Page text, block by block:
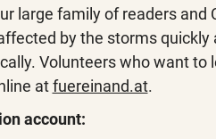
large family of readers and
by the storms quickly
Volunteers who want to
atfuereinand.at.
account: